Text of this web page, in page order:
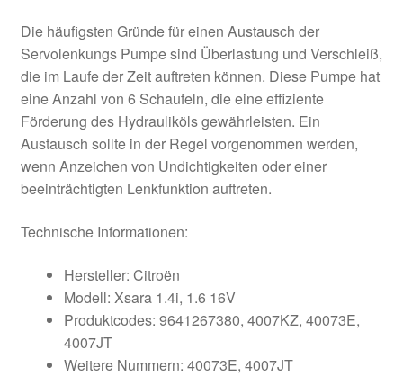
Die häufigsten Gründe für einen Austausch der
Servolenkungs Pumpe sind Überlastung und Verschleiß,
die im Laufe der Zeit auftreten können. Diese Pumpe hat
eine Anzahl von 6 Schaufeln, die eine effiziente
Förderung des Hydrauliköls gewährleisten. Ein
Austausch sollte in der Regel vorgenommen werden,
wenn Anzeichen von Undichtigkeiten oder einer
beeinträchtigten Lenkfunktion auftreten.
Technische Informationen:
Hersteller: Citroën
Modell: Xsara 1.4i, 1.6 16V
Produktcodes: 9641267380, 4007KZ, 40073E,
4007JT
Weitere Nummern: 40073E, 4007JT